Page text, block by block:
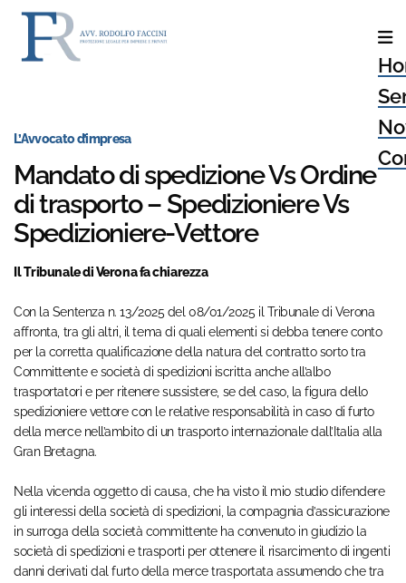
L’Avvocato d’impresa
Mandato di spedizione Vs Ordine
di trasporto – Spedizioniere Vs
Spedizioniere-Vettore
Il Tribunale di Verona fa chiarezza
Con la Sentenza n. 13/2025 del 08/01/2025 il Tribunale di Verona
affronta, tra gli altri, il tema di quali elementi si debba tenere conto
per la corretta qualificazione della natura del contratto sorto tra
Committente e società di spedizioni iscritta anche all’albo
trasportatori e per ritenere sussistere, se del caso, la figura dello
spedizioniere vettore con le relative responsabilità in caso di furto
della merce nell’ambito di un trasporto internazionale dall’Italia alla
Gran Bretagna.
Nella vicenda oggetto di causa, che ha visto il mio studio difendere
gli interessi della società di spedizioni, la compagnia d’assicurazione
in surroga della società committente ha convenuto in giudizio la
società di spedizioni e trasporti per ottenere il risarcimento di ingenti
danni derivati dal furto della merce trasportata assumendo che tra